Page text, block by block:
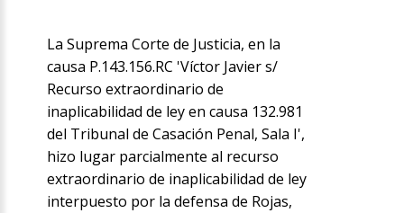
La Suprema Corte de Justicia, en la
causa P.143.156.RC 'Víctor Javier s/
Recurso extraordinario de
inaplicabilidad de ley en causa 132.981
del Tribunal de Casación Penal, Sala I',
hizo lugar parcialmente al recurso
extraordinario de inaplicabilidad de ley
interpuesto por la defensa de Rojas,